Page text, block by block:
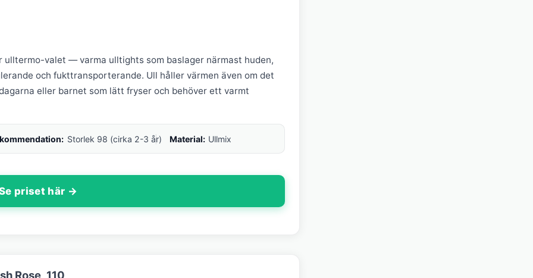
ulltermo-valet — varma ulltights som baslager närmast huden,
och fukttransporterande. Ull håller värmen även om det
eller barnet som lätt fryser och behöver ett varmt
Storlek 98 (cirka 2-3 år) Material: Ullmix
priset här →
Rose, 110